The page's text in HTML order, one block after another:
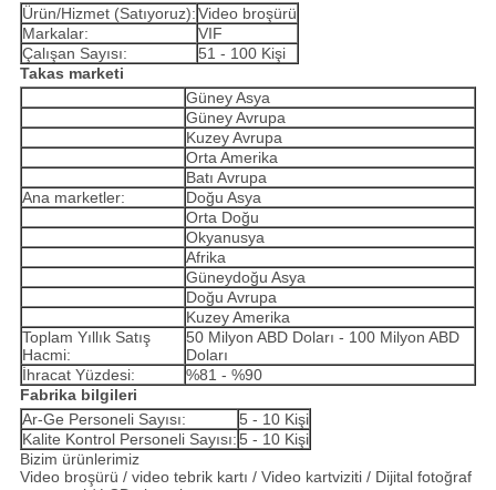
Ürün/Hizmet (Satıyoruz):Video broşürü
Markalar:
VIF
Çalışan Sayısı:
51 - 100 Kişi
Takas marketi
Güney Asya
Güney Avrupa
Kuzey Avrupa
Orta Amerika
Batı Avrupa
Ana marketler:
Doğu Asya
Orta Doğu
Okyanusya
Afrika
Güneydoğu Asya
Doğu Avrupa
Kuzey Amerika
Toplam Yıllık Satış
Hacmi:
50 Milyon ABD Doları - 100 Milyon ABD
Doları
İhracat Yüzdesi:
%81 - %90
Fabrika bilgileri
Ar-Ge Personeli Sayısı:
5 - 10 Kişi
Kalite Kontrol Personeli Sayısı:5 - 10 Kişi
Bizim ürünlerimiz
Video broşürü / video tebrik kartı / Video kartviziti / Dijital fotoğraf